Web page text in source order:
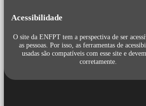
Acessibilidade
O site da ENFPT tem a perspectiva de ser
as pessoas. Por isso, as ferramentas de
usadas são compatíveis com esse site e
corretamente.